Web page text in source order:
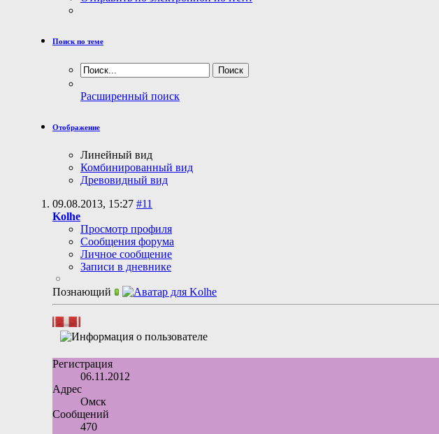
Поиск по теме
Расширенный поиск
Отображение
Линейный вид
Комбинированный вид
Древовидный вид
09.08.2013, 15:27 #11
Kolhe
Просмотр профиля
Сообщения форума
Личное сообщение
Записи в дневнике
Познающий
Регистрация
06.11.2012
Адрес
Омск
Сообщений
470